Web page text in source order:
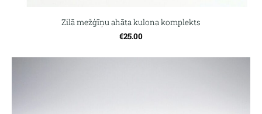
Zilā mežģīņu ahāta kulona komplekts
€25.00